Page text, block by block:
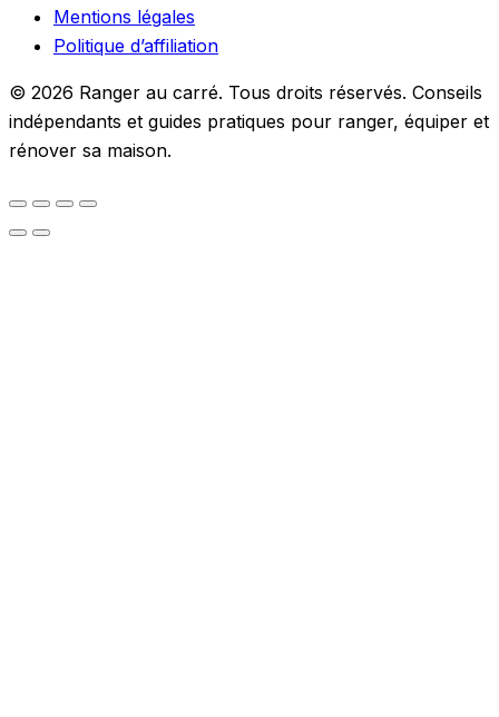
Mentions légales
Politique d’affiliation
© 2026 Ranger au carré. Tous droits réservés. Conseils
indépendants et guides pratiques pour ranger, équiper et
rénover sa maison.